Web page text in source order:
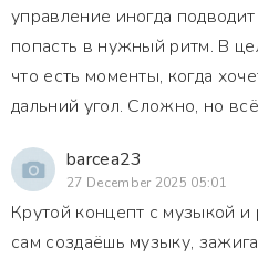
управление иногда
попасть в нужный ритм. В
что есть моменты, когда
дальний угол. Сложно, но
barcea23
27 December 2025 05:01
Крутой концепт с музыкой
сам создаёшь музыку,